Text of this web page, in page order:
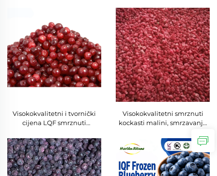
crvena borovnica
Konzervirana Cijela
Zamrznuta Murmera
Visokokvalitetni i tvornički
cijena LQF smrznuti
po HACCP-u, rasutih 10 kg,
smrznuto voće metodom IQF
Visokokvalitetni smrznuti
kockasti malini, smrzavanje
prodavana ambalaža, voće,
niska cijena